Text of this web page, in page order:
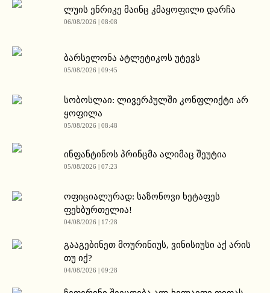
ლუის ენრიკე მაინც კმაყოფილი დარჩა
06/08/2026 | 08:08
ბარსელონა ატლეტიკოს უტევს
05/08/2026 | 09:45
სობოსლაი: ლივერპულში კონფლიქტი არ
ყოფილა
05/08/2026 | 08:48
ინფანტინოს პრინცმა ალიმაც შეუტია
05/08/2026 | 07:23
ოფიციალურად: საზონოვი ხეტაფეს
ფეხბურთელია!
04/08/2026 | 17:28
გააგებინეთ მოურინიუს, ვინისიუსი აქ არის
თუ იქ?
04/08/2026 | 09:28